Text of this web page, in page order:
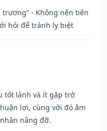
- Không nên tiến
hỏi để tránh ly biệt
tốt lành và ít gặp trở
lợi, cùng với đó âm
nâng đỡ.